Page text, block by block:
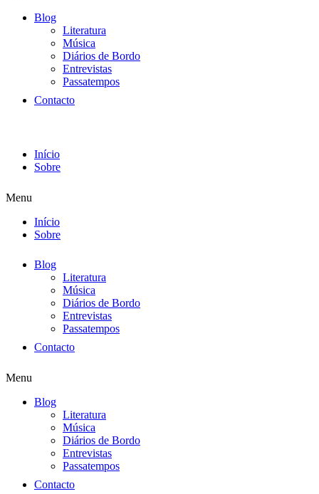
Blog
Literatura
Música
Diários de Bordo
Entrevistas
Passatempos
Contacto
Início
Sobre
Menu
Início
Sobre
Blog
Literatura
Música
Diários de Bordo
Entrevistas
Passatempos
Contacto
Menu
Blog
Literatura
Música
Diários de Bordo
Entrevistas
Passatempos
Contacto